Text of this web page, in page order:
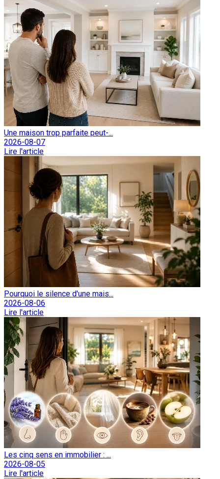
Une maison trop parfaite peut-...
2026-08-07
Lire l'article
Pourquoi le silence d'une mais...
2026-08-06
Lire l'article
Les cinq sens en immobilier : ...
2026-08-05
Lire l'article